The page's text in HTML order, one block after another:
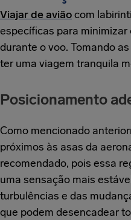
Viajar de aviãocom
específicas para
durante o voo. Tomando
ter uma viagem tranquila
Posicionamento
Como mencionado
próximos às asas da
recomendado, pois essa
uma sensação mais
turbulências e das
que podem desencadear